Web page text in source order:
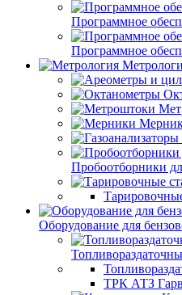
Программное
Программное
Пробоотборники
Оборудование для
ТРК АТЗ